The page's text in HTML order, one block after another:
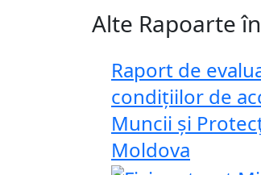
Alte Rapoarte
Raport de
condițiilor de
Muncii și
Moldova